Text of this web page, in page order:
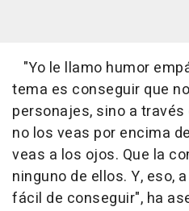
"Yo le llamo humor
tema es conseguir que
personajes, sino a
no los veas por encima
veas a los ojos. Que la
ninguno de ellos. Y, eso,
fácil de conseguir", ha